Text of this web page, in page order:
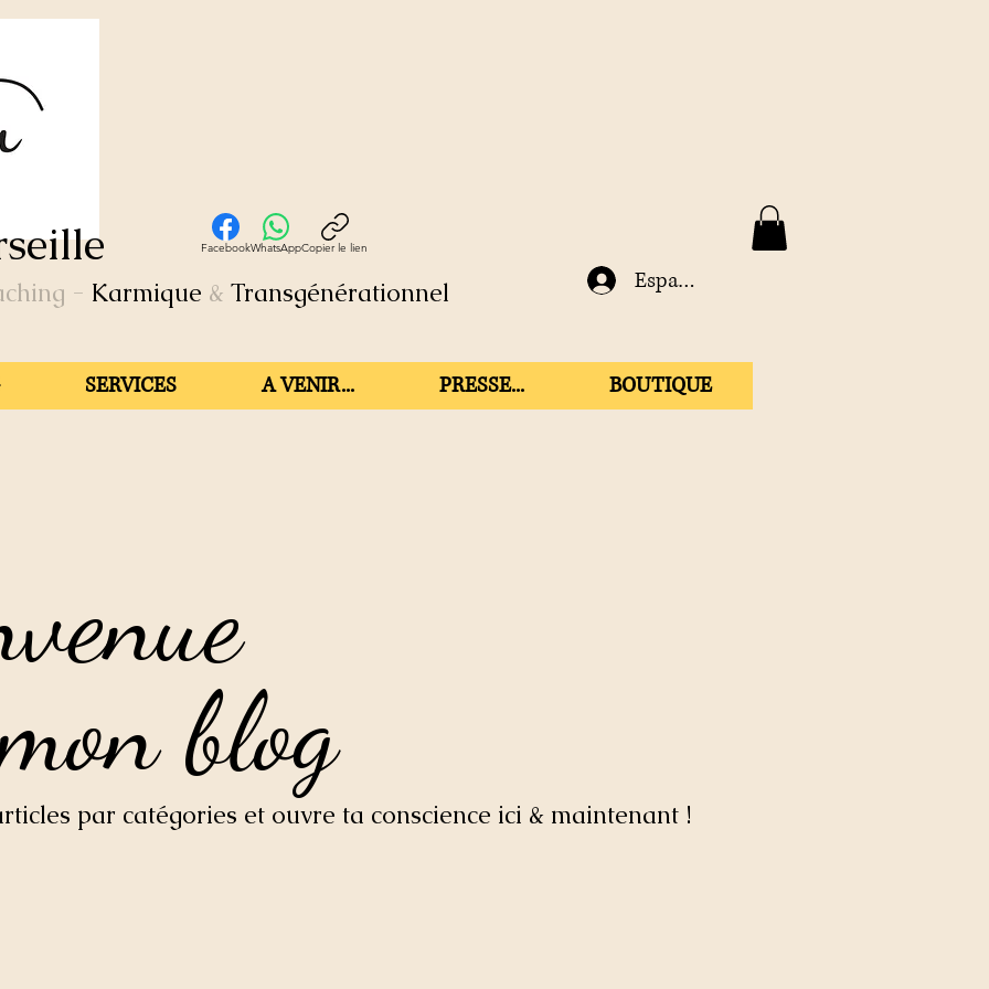
- Karmique & Transgénérationnel
FacebookWhatsAppCopier le lien
Espace membre
SERVICES A VENIR... PRESSE... BOUTIQUE
blog
blog
par catégories et ouvre ta conscience ici & maintenant !